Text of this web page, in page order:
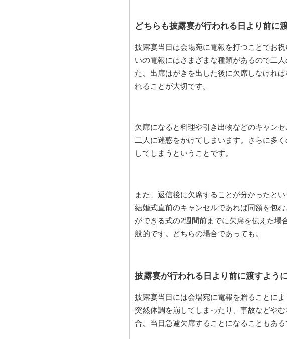
どちらも披露宴が行われる日より前に
披露宴当日は会場宛に電報を打つことでお
いの電報にはさまざまな種類があるので二
た、出席はがきを出した後に欠席しなけれ
れることが大切です。
欠席になると料理や引き出物などのキャン
二人に迷惑をかけてしまいます。さらに多
してしまうということです。
また、返信後に欠席することが分かったと
結婚式直前のキャンセルであれば同額を包
ができる式の2週間前までに欠席を伝えた場
般的です。どちらの場合であっても。
披露宴が行われる日より前に渡すよう
披露宴当日には会場宛に電報を贈ることに
突然体調を崩してしまったり、事故などや
合、当日急遽欠席することになることもある